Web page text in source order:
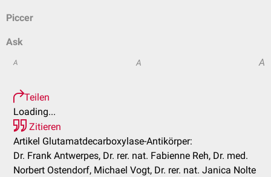
Piccer
Ask
A A A
Teilen
Loading...
Zitieren
Artikel Glutamatdecarboxylase-Antikörper:
Dr. Frank Antwerpes, Dr. rer. nat. Fabienne Reh, Dr. med.
Norbert Ostendorf, Michael Vogt, Dr. rer. nat. Janica Nolte